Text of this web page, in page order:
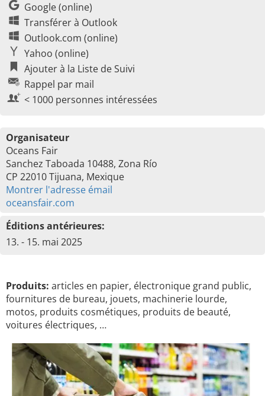
Google (online)
Transférer à Outlook
Outlook.com (online)
Yahoo (online)
Ajouter à la Liste de Suivi
Rappel par mail
< 1000 personnes intéressées
Organisateur
Oceans Fair
Sanchez Taboada 10488, Zona Río
CP 22010 Tijuana, Mexique
Montrer l'adresse émail
oceansfair.com
Éditions antérieures:
13. - 15. mai 2025
Produits: articles en papier, électronique grand public,
fournitures de bureau, jouets, machinerie lourde,
motos, produits cosmétiques, produits de beauté,
voitures électriques, …